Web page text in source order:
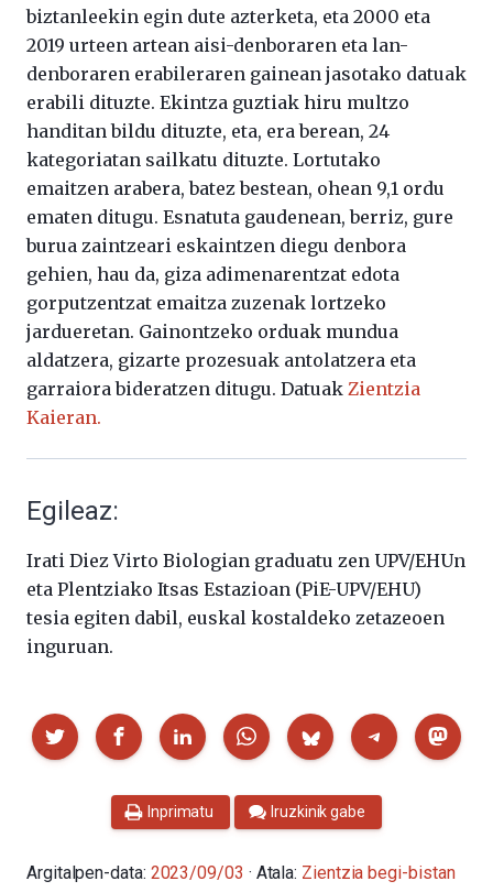
biztanleekin egin dute azterketa, eta 2000 eta
2019 urteen artean aisi-denboraren eta lan-
denboraren erabileraren gainean jasotako datuak
erabili dituzte. Ekintza guztiak hiru multzo
handitan bildu dituzte, eta, era berean, 24
kategoriatan sailkatu dituzte. Lortutako
emaitzen arabera, batez bestean, ohean 9,1 ordu
ematen ditugu. Esnatuta gaudenean, berriz, gure
burua zaintzeari eskaintzen diegu denbora
gehien, hau da, giza adimenarentzat edota
gorputzentzat emaitza zuzenak lortzeko
jardueretan. Gainontzeko orduak mundua
aldatzera, gizarte prozesuak antolatzera eta
garraiora bideratzen ditugu. Datuak Zientzia
Kaieran.
Egileaz:
Irati Diez Virto Biologian graduatu zen UPV/EHUn
eta Plentziako Itsas Estazioan (PiE-UPV/EHU)
tesia egiten dabil, euskal kostaldeko zetazeoen
inguruan.
Partekatu
Inprimatu Iruzkinik gabe
Argitalpen-data: 2023/09/03 · Atala: Zientzia begi-bistan